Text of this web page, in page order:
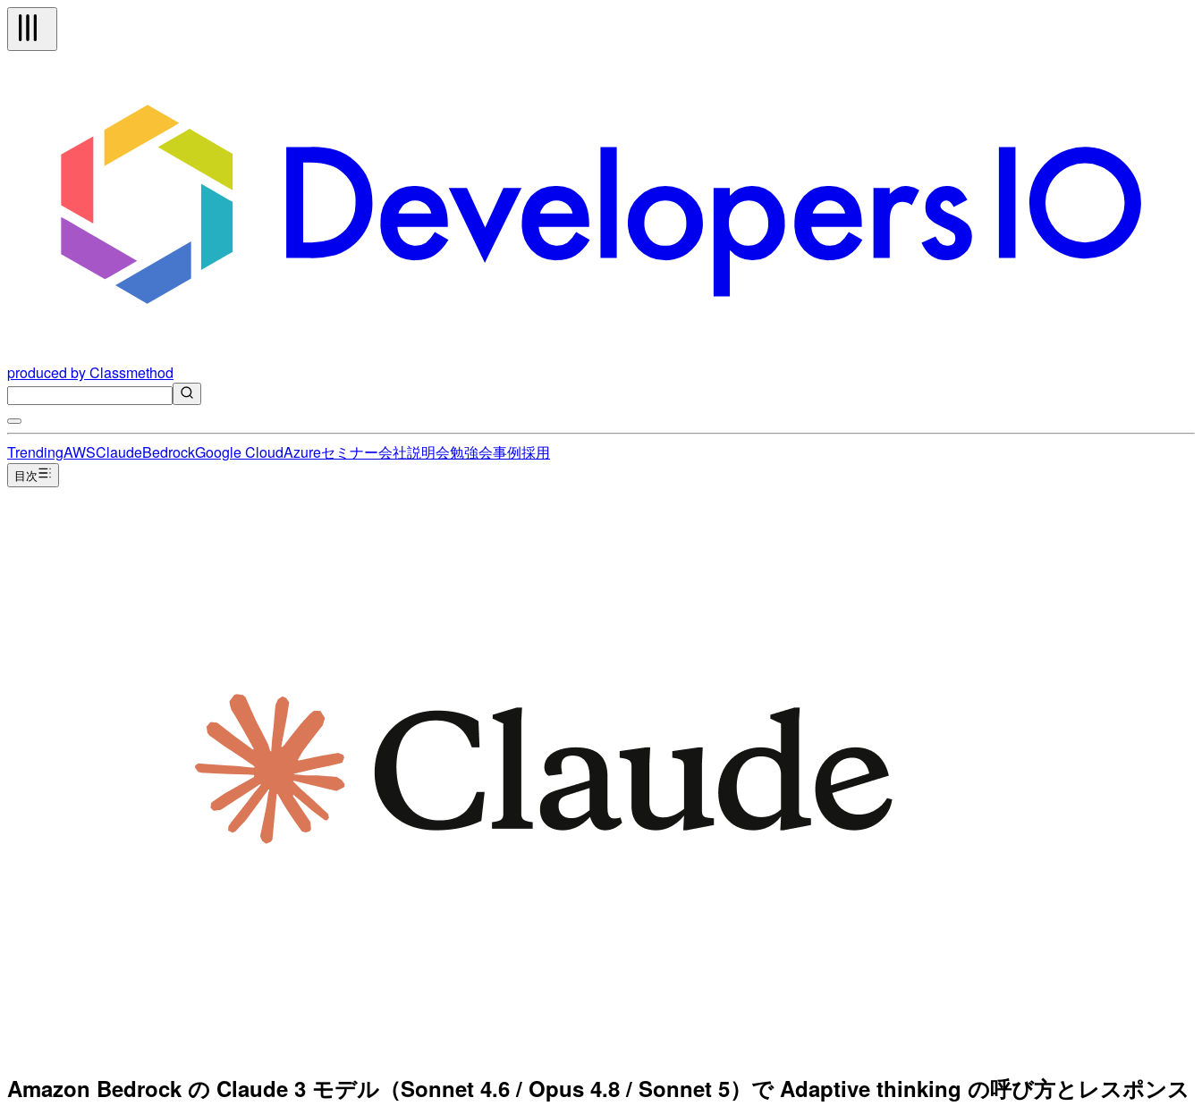
produced by Classmethod
TrendingAWSClaudeBedrockGoogle CloudAzureセミナー会社説明会勉強会事例採用
目次
Amazon Bedrock の Claude 3 モデル（Sonnet 4.6 / Opus 4.8 / Sonnet 5）で Adaptive thinking の呼び方とレスポンス